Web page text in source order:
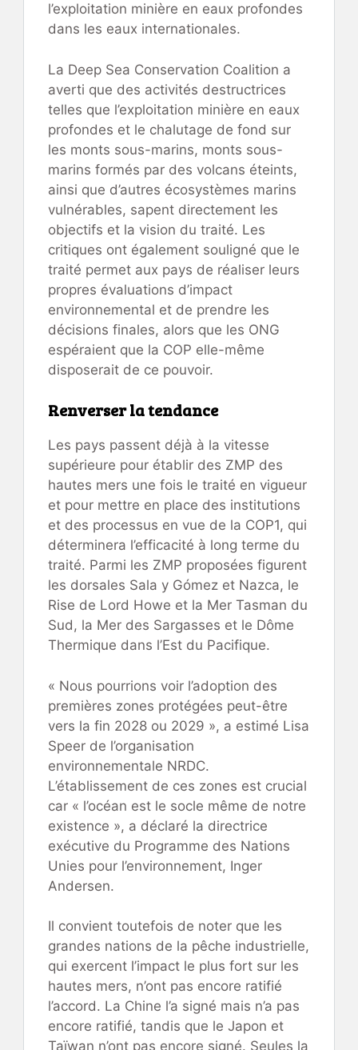
l’exploitation minière en eaux profondes
dans les eaux internationales.
La Deep Sea Conservation Coalition a
averti que des activités destructrices
telles que l’exploitation minière en eaux
profondes et le chalutage de fond sur
les monts sous-marins, monts sous-
marins formés par des volcans éteints,
ainsi que d’autres écosystèmes marins
vulnérables, sapent directement les
objectifs et la vision du traité. Les
critiques ont également souligné que le
traité permet aux pays de réaliser leurs
propres évaluations d’impact
environnemental et de prendre les
décisions finales, alors que les ONG
espéraient que la COP elle-même
disposerait de ce pouvoir.
Renverser la tendance
Les pays passent déjà à la vitesse
supérieure pour établir des ZMP des
hautes mers une fois le traité en vigueur
et pour mettre en place des institutions
et des processus en vue de la COP1, qui
déterminera l’efficacité à long terme du
traité. Parmi les ZMP proposées figurent
les dorsales Sala y Gómez et Nazca, le
Rise de Lord Howe et la Mer Tasman du
Sud, la Mer des Sargasses et le Dôme
Thermique dans l’Est du Pacifique.
« Nous pourrions voir l’adoption des
premières zones protégées peut-être
vers la fin 2028 ou 2029 », a estimé Lisa
Speer de l’organisation
environnementale NRDC.
L’établissement de ces zones est crucial
car « l’océan est le socle même de notre
existence », a déclaré la directrice
exécutive du Programme des Nations
Unies pour l’environnement, Inger
Andersen.
Il convient toutefois de noter que les
grandes nations de la pêche industrielle,
qui exercent l’impact le plus fort sur les
hautes mers, n’ont pas encore ratifié
l’accord. La Chine l’a signé mais n’a pas
encore ratifié, tandis que le Japon et
Taïwan n’ont pas encore signé. Seules la